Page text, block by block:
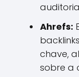
Ahrefs:
chave,
sobre a